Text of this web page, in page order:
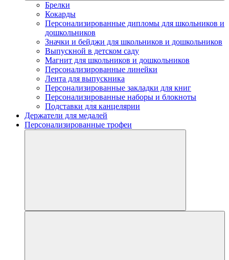
Брелки
Кокарды
Персонализированные дипломы для школьников и
дошкольников
Значки и бейджи для школьников и дошкольников
Выпускной в детском саду
Магнит для школьников и дошкольников
Персонализированные линейки
Лента для выпускника
Персонализированные закладки для книг
Персонализированные наборы и блокноты
Подставки для канцелярии
Держатели для медалей
Персонализированные трофеи